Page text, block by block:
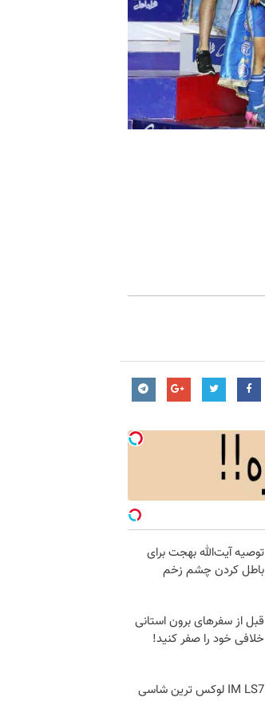
توصیه آیت‌الله بهجت برای
باطل کردن چشم زخم
قبل از سفرهای برون استانی
خلافی خود را صفر کنید!
IM LS7 لوکس ترین شاسی